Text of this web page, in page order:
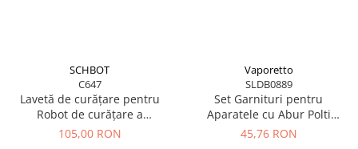
Fiare de calcat cu abur
Statii de calcat profesionale
Cafea și espressoare
Espresoare cu capsule
SCHBOT
C647
Lavetă de curățare pentru
Robot de curățare a
geamurilor Schbot Wind X3
105,00 RON
Vaporetto
SLDB0889
Set Garnituri pentru
Aparatele cu Abur Polti
Vaporetto
45,76 RON